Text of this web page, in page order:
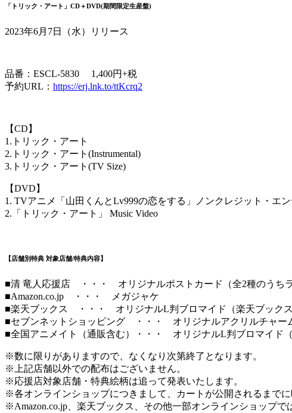
「トリック・アート」CD＋DVD(期間限定生産盤)
2023年6月7日（水）リリース
品番：ESCL-5830 1,400円+税
予約URL： https://erj.lnk.to/ttKcrq2
【CD】
1.トリック・アート
2.トリック・アート(Instrumental)
3.トリック・アート(TV Size)
【DVD】
1. TVアニメ「山田くんとLv999の恋をする」ノンクレジット・エ
2.「トリック・アート」 Music Video
【店舗別特典 対象店舗/特典内容】
■清 竜人応援店 ・・・ オリジナルポストカード（全2種のうちラ
■Amazon.co.jp ・・・ メガジャケ
■楽天ブックス ・・・ オリジナルL判ブロマイド（楽天ブックス
■セブンネットショッピング ・・・ オリジナルアクリルチャー
■全国アニメイト（通販含む）・・・ オリジナルL判ブロマイド（
※数に限りがありますので、なくなり次第終了となります。
※上記店舗以外での配布はございません。
※応援店対象店舗・特典絵柄は追って発表いたします。
※各オンラインショップにつきまして、カートが公開されるまでに
※Amazon.co.jp、楽天ブックス、その他一部オンラインショップ